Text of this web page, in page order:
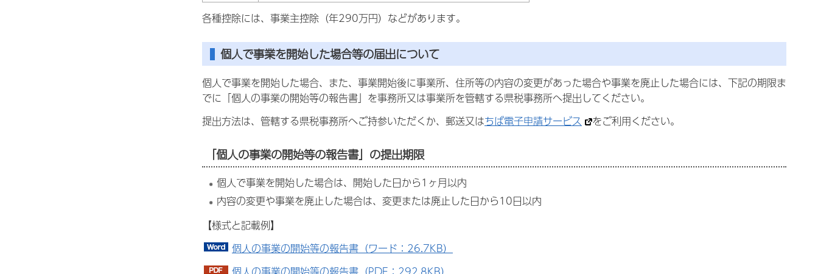
各種控除には、事業主控除（年290万円）などがあります。
個人で事業を開始した場合等の届出について
個人で事業を開始した場合、また、事業開始後に事業所、住所等の内容の変更があった場合や事業を廃止した場合には、下記の期限ま
でに「個人の事業の開始等の報告書」を事務所又は事業所を管轄する県税事務所へ提出してください。
提出方法は、管轄する県税事務所へご持参いただくか、郵送又はちば電子申請サービス をご利用ください。
「個人の事業の開始等の報告書」の提出期限
個人で事業を開始した場合は、開始した日から1ヶ月以内
内容の変更や事業を廃止した場合は、変更または廃止した日から10日以内
【様式と記載例】
個人の事業の開始等の報告書（ワード：26.7KB）